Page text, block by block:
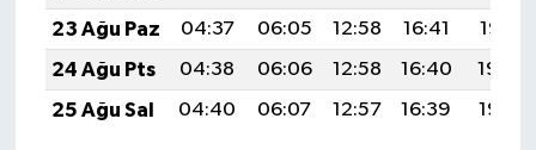
23 Ağu Paz
04:37 06:05 12:58 16:41
19:41
24 Ağu Pts
04:38 06:06 12:58 16:40
19:39
25 Ağu Sal
04:40 06:07 12:57 16:39 19:38